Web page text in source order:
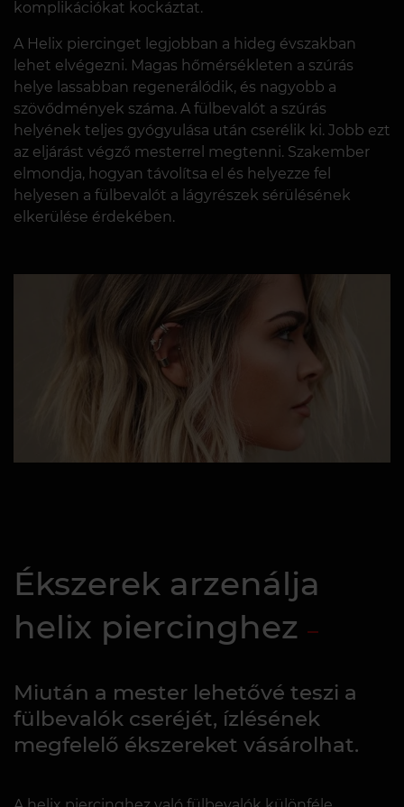
komplikációkat kockáztat.
A Helix piercinget legjobban a hideg évszakban
lehet elvégezni. Magas hőmérsékleten a szúrás
helye lassabban regenerálódik, és nagyobb a
szövődmények száma. A fülbevalót a szúrás
helyének teljes gyógyulása után cserélik ki. Jobb ezt
az eljárást végző mesterrel megtenni. Szakember
elmondja, hogyan távolítsa el és helyezze fel
helyesen a fülbevalót a lágyrészek sérülésének
elkerülése érdekében.
Ékszerek arzenálja
helix piercinghez
Miután a mester lehetővé teszi a
fülbevalók cseréjét, ízlésének
megfelelő ékszereket vásárolhat.